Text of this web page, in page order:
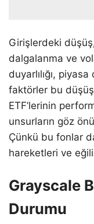
Girişlerdeki
dalgalanma ve
duyarlılığı,
faktörler bu
ETF’lerinin
unsurların göz
Çünkü bu fonlar
hareketleri ve
Grayscale
Durumu